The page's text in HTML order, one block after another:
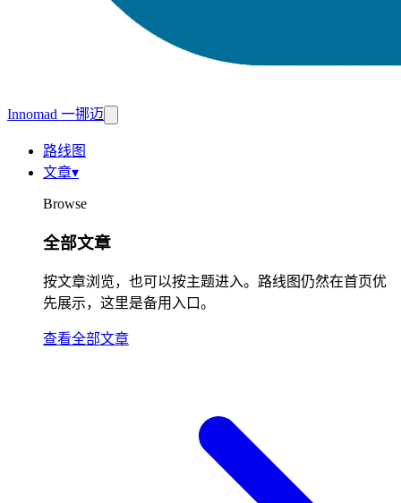
Innomad 一挪迈
路线图
文章▾
Browse
全部文章
按文章浏览，也可以按主题进入。路线图仍然在首页优
先展示，这里是备用入口。
查看全部文章